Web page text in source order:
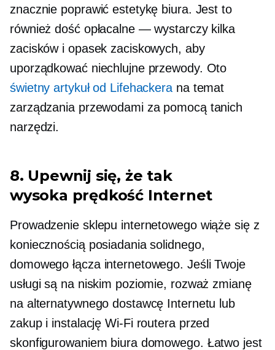
znacznie poprawić estetykę biura. Jest to
również dość opłacalne — wystarczy kilka
zacisków i opasek zaciskowych, aby
uporządkować niechlujne przewody. Oto
świetny artykuł od Lifehackera na temat
zarządzania przewodami za pomocą tanich
narzędzi.
8. Upewnij się, że tak
wysoka prędkość Internet
Prowadzenie sklepu internetowego wiąże się z
koniecznością posiadania solidnego,
domowego łącza internetowego. Jeśli Twoje
usługi są na niskim poziomie, rozważ zmianę
na alternatywnego dostawcę Internetu lub
zakup i instalacjęWi-Firoutera przed
skonfigurowaniem biura domowego. Łatwo jest